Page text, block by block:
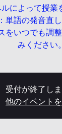
によって授業
単語の発音直
をいつでも調
みください。
受付が終了し
他のイベント